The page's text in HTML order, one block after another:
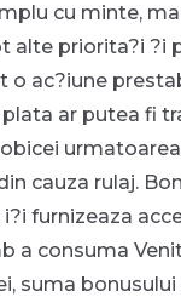
cu minte,
alte priorita?i ?i
o ac?iune
ar putea fi
cauza rulaj.
furnizeaza
a consuma
suma bonusului